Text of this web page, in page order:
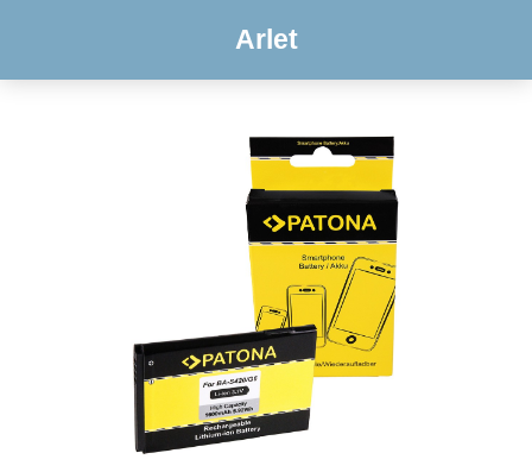
Arlet